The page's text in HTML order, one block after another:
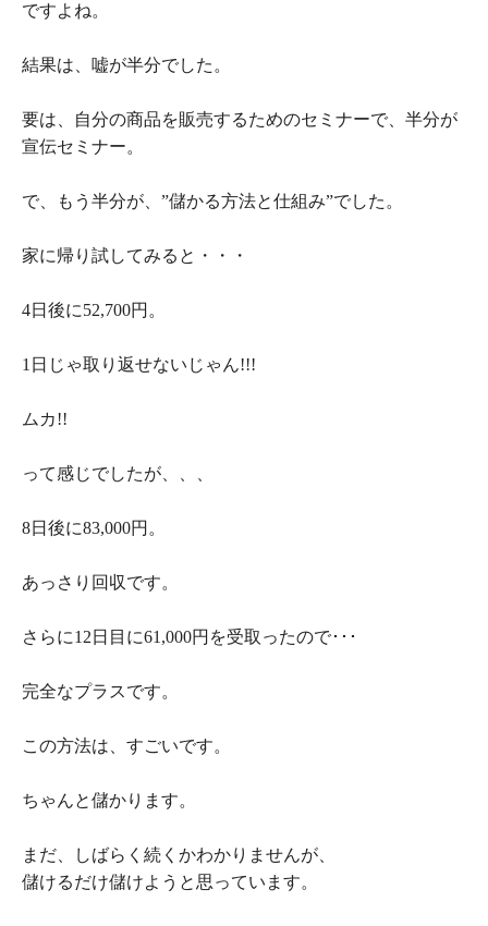
ですよね。
結果は、嘘が半分でした。
要は、自分の商品を販売するためのセミナーで、半分が
宣伝セミナー。
で、もう半分が、”儲かる方法と仕組み”でした。
家に帰り試してみると・・・
4日後に52,700円。
1日じゃ取り返せないじゃん!!!
ムカ!!
って感じでしたが、、、
8日後に83,000円。
あっさり回収です。
さらに12日目に61,000円を受取ったので･･･
完全なプラスです。
この方法は、すごいです。
ちゃんと儲かります。
まだ、しばらく続くかわかりませんが、
儲けるだけ儲けようと思っています。